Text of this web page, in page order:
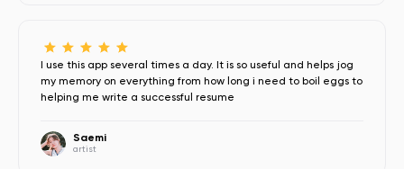
I use this app several times a day. It is so useful and helps jog
my memory on everything from how long i need to boil eggs to
helping me write a successful resume
Saemi
artist